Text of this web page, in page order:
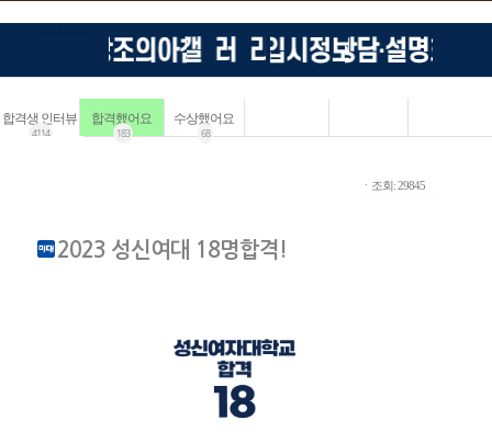
합격생 인터뷰
4114
합격했어요
183
수상했어요
68
ㆍ조회: 29845
2023 성신여대 18명합격!